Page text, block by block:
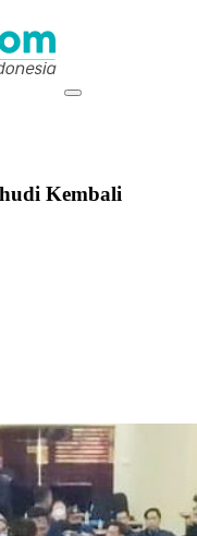
Kembali